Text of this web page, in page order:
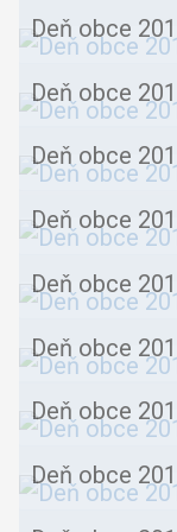
Deň obce
Deň obce
Deň obce
Deň obce
Deň obce
Deň obce
Deň obce
Deň obce